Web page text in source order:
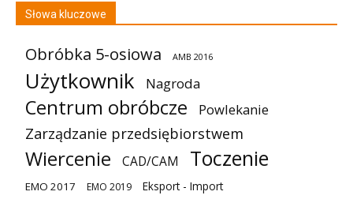
Słowa kluczowe
Obróbka 5-osiowa AMB 2016
Użytkownik Nagroda
Centrum obróbcze Powlekanie
Zarządzanie przedsiębiorstwem
Wiercenie CAD/CAM Toczenie
EMO 2017 EMO 2019 Eksport - Import